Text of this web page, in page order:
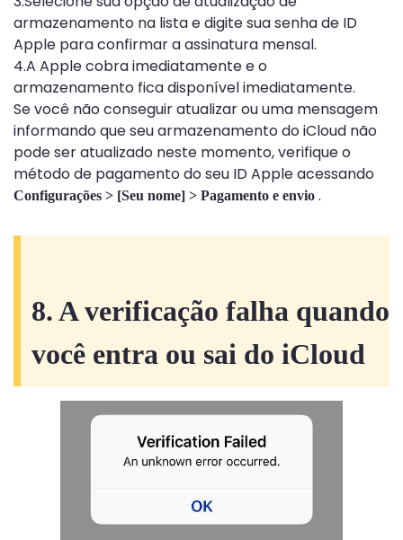
armazenamento na lista e digite sua senha de ID
Apple para confirmar a assinatura mensal.
4.A Apple cobra imediatamente e o
armazenamento fica disponível imediatamente.
Se você não conseguir atualizar ou uma mensagem
informando que seu armazenamento do iCloud não
pode ser atualizado neste momento, verifique o
método de pagamento do seu ID Apple acessando
Configurações > [Seu nome] > Pagamento e envio .
8. A verificação falha quando
você entra ou sai do iCloud